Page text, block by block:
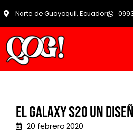
Norte de Guayaquil, Ecuador
EL GALAXY S20 UN
20 febrero 2020